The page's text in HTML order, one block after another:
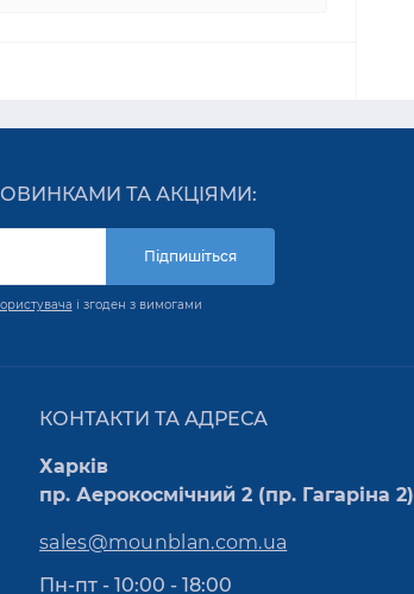
ТА АКЦІЯМИ:
Підпишіться
і згоден з вимогами
КОНТАКТИ ТА АДРЕСА
Харків
пр. Аерокосмічний 2 (пр. Гагаріна 2)
sales@mounblan.com.ua
Пн-пт - 10:00 - 18:00